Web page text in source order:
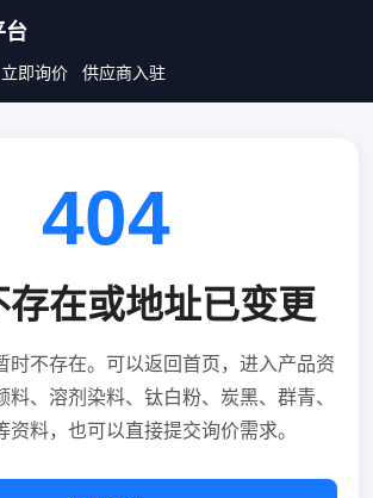
台
立即询价 供应商入驻
404
存在或地址已变更
时不存在。可以返回首页，进入产品资
料、溶剂染料、钛白粉、炭黑、群青、
资料，也可以直接提交询价需求。